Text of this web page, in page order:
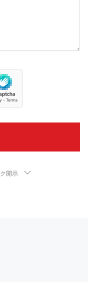
開示
場合は、独立した専門家の